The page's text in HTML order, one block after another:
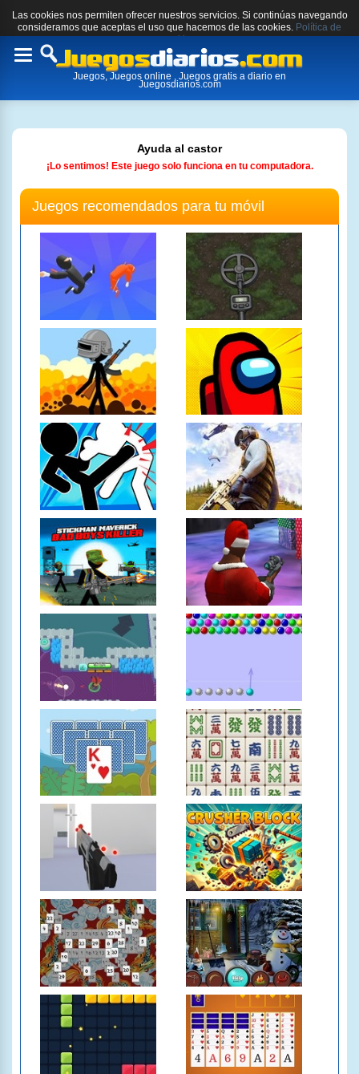
Las cookies nos permiten ofrecer nuestros servicios. Si continúas navegando
consideramos que aceptas el uso que hacemos de las cookies. Política de
cookies.
Toggle
Juegos, Juegos online , Juegos gratis a diario en
Juegosdiarios.com
Ayuda al castor
¡Lo sentimos! Este juego solo funciona en tu computadora.
Juegos recomendados para tu móvil